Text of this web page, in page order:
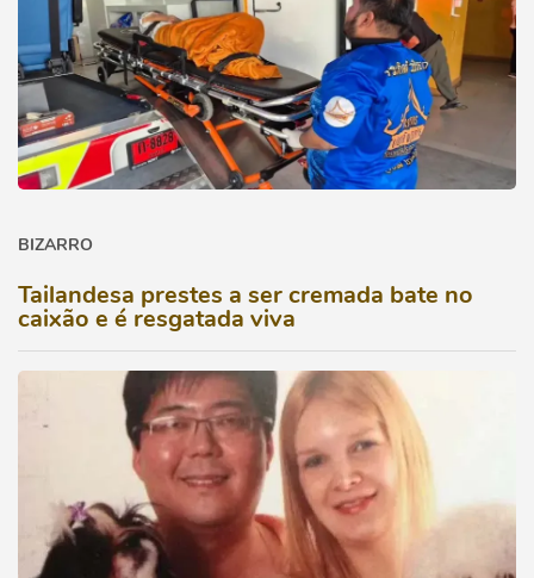
BIZARRO
Tailandesa prestes a ser cremada bate no
caixão e é resgatada viva